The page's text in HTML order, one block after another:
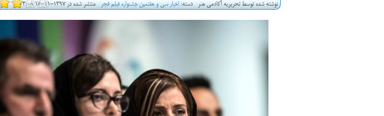
نوشته شده توسط تحریریه آکادمی هنر دسته:اخبار سی و هفتمین جشنواره فیلم فجر منتشر شده در 1397-11-16 03:08